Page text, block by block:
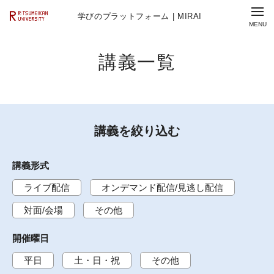
学びのプラットフォーム | MIRAI
講義一覧
講義を絞り込む
講義形式
ライブ配信 オンデマンド配信/見逃し配信
対面/会場 その他
開催曜日
平日 土・日・祝 その他